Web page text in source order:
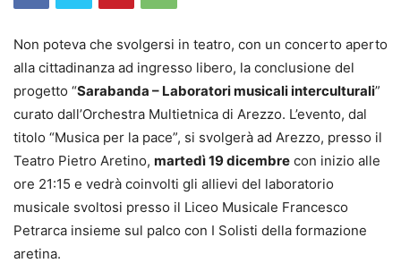
Non poteva che svolgersi in teatro, con un concerto aperto
alla cittadinanza ad ingresso libero, la conclusione del
progetto “Sarabanda – Laboratori musicali interculturali”
curato dall’Orchestra Multietnica di Arezzo. L’evento, dal
titolo “Musica per la pace”, si svolgerà ad Arezzo, presso il
Teatro Pietro Aretino, martedì 19 dicembre con inizio alle
ore 21:15 e vedrà coinvolti gli allievi del laboratorio
musicale svoltosi presso il Liceo Musicale Francesco
Petrarca insieme sul palco con I Solisti della formazione
aretina.